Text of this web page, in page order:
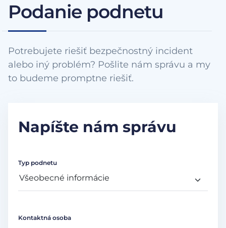
Podanie podnetu
Potrebujete riešiť bezpečnostný incident
alebo iný problém? Pošlite nám správu a my
to budeme promptne riešiť.
Napíšte nám správu
Typ podnetu
Kontaktná osoba